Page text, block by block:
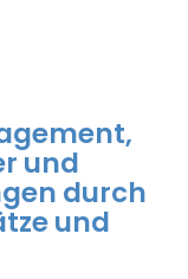
und
durch
und